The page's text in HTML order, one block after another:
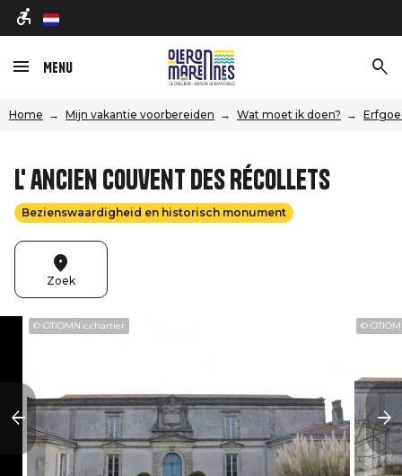
nl
Menu
Home Mijn vakantie voorbereiden Wat moet ik doen?
L' ancien couvent des Récollets
Bezienswaardigheid en historisch monument
Zoek
© OTIOMN c.chartier ©